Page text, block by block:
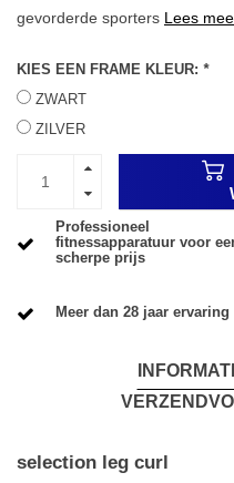
gevorderde sporters Lees
KIES EEN FRAME KLEUR: *
ZWART
ZILVER
Professioneel
fitnessapparatuur voor
scherpe prijs
Meer dan 28 jaar ervaring
selection leg curl